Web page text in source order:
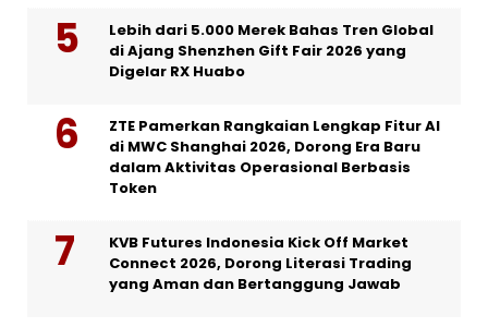
Lebih dari 5.000 Merek Bahas Tren Global
di Ajang Shenzhen Gift Fair 2026 yang
Digelar RX Huabo
ZTE Pamerkan Rangkaian Lengkap Fitur AI
di MWC Shanghai 2026, Dorong Era Baru
dalam Aktivitas Operasional Berbasis
Token
KVB Futures Indonesia Kick Off Market
Connect 2026, Dorong Literasi Trading
yang Aman dan Bertanggung Jawab